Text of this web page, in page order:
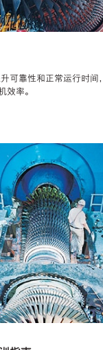
可靠性和正常运行时间
效率。